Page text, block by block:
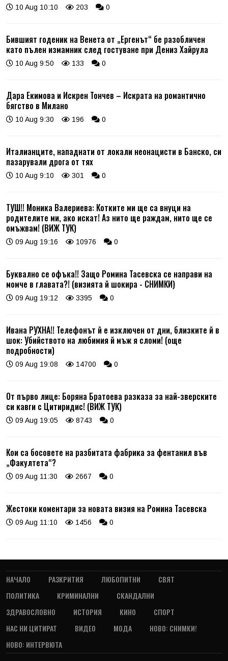
10 Aug 10:10 203 0
Бившият годеник на Венета от „Ергенът“ бе разобличен
като пълен измамник след гостуване при Дениз Хайрула
10 Aug 9:50 133 0
Дара Екимова и Искрен Тончев – Искрата на романтично
бягство в Милано
10 Aug 9:30 196 0
Италианците, нападнати от локали неонацисти в Банско, си
пазарували дрога от тях
10 Aug 9:10 301 0
ТУШ!! Моника Валериева: Котките ми ще са внуци на
родителите ми, ако искат! Аз нито ще раждам, нито ще се
омъжвам! (ВИЖ ТУК)
09 Aug 19:16 10976 0
Буквално се офъка!! Защо Ромина Тасевска се направи на
момче в главата?! (визията й шокира - СНИМКИ)
09 Aug 19:12 3395 0
Ивана РУХНА!! Телефонът й е изключен от дни, близките й в
шок: Убийството на любимия й мъж я сломи! (още
подробности)
09 Aug 19:08 14700 0
От първо лице: Боряна Братоева разказа за най-зверските
си кавги с Цитиридис! (ВИЖ ТУК)
09 Aug 19:05 8743 0
Кои са босовете на разбитата фабрика за фентанил във
„Факултета“?
09 Aug 11:30 2667 0
Жестоки коментари за новата визия на Ромина Тасевска
09 Aug 11:10 1456 0
НАЧАЛО РАЗКРИТИЯ ЛЮБОПИТНИ
СВЯТ
ПОЛИТИКА
КРИМИНАЛНИ
СКАНДАЛНИ
ЗДРАВОСЛОВНО
ИСТОРИЯ КИНО
СПОРТ
НАС НИ ЦИТИРАТ
ВИДЕО МОДА
НОВО: СНИМКИ!
НОВО: ИНТЕРВЮТА